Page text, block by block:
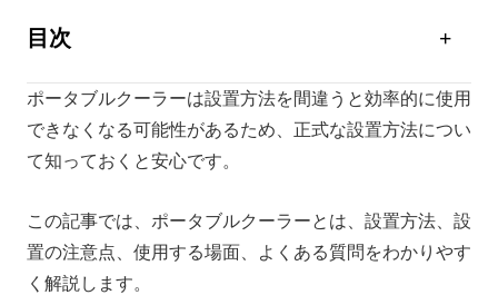
目次
ポータブルクーラーの設置方法
ポータブルクーラーの設置の注意点
ポータブルクーラーのよくある質問
まとめ
ポータブルクーラーは設置方法を間違うと効率的に使用
できなくなる可能性があるため、正式な設置方法につい
て知っておくと安心です。
この記事では、ポータブルクーラーとは、設置方法、設
置の注意点、使用する場面、よくある質問をわかりやす
く解説します。